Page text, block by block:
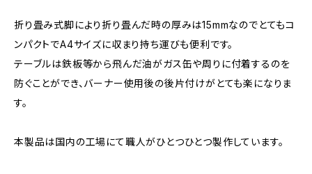
折り畳み式脚により折り畳んだ時の厚みは15mmなのでとてもコ
ンパクトでA4サイズに収まり持ち運びも便利です。
テーブルは鉄板等から飛んだ油がガス缶や周りに付着するのを
防ぐことができ、バーナー使用後の後片付けがとても楽になりま
す。
本製品は国内の工場にて職人がひとつひとつ製作しています。